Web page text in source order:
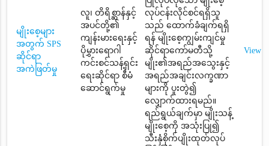
မျိုးစေ့များ
အတွက် SPS
ဆိုင်ရာ
အကဲဖြတ်မှု
လူ၊ တိရိစ္ဆာန်နှင့်
အပင်တို့၏
ကျန်းမားရေးနှင့်
ပိုမွှားရောဂါ
ကင်းစင်သန့်ရှင်း
ရေးဆိုင်ရာ စီမံ
ဆောင်ရွက်မှု
လုပ်ငန်းလိုင်စင်ရရှိသူ
သည် ထောက်ခံချက်ရရှိ
ရန် မျိုးစေ့ကျွမ်းကျင်မှု
ဆိုင်ရာကော်မတီသို့
မျိုး၏အရည်အသွေးနှင့်
အရည်အချင်းလက္ခဏာ
များကို ပူးတွဲ၍
လျှောက်ထားရမည်။
ရည်ရွယ်ချက်မှာ မျိုးသန့်
မျိုးစေ့ကို အသုံးပြု၍
သီးနှံစိုက်ပျိုးထုတ်လုပ်
View